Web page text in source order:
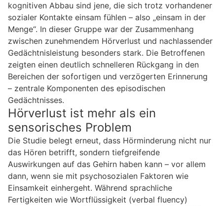
kognitiven Abbau sind jene, die sich trotz vorhandener
sozialer Kontakte einsam fühlen – also „einsam in der
Menge“. In dieser Gruppe war der Zusammenhang
zwischen zunehmendem Hörverlust und nachlassender
Gedächtnisleistung besonders stark. Die Betroffenen
zeigten einen deutlich schnelleren Rückgang in den
Bereichen der sofortigen und verzögerten Erinnerung
– zentrale Komponenten des episodischen
Gedächtnisses.
Hörverlust ist mehr als ein
sensorisches Problem
Die Studie belegt erneut, dass Hörminderung nicht nur
das Hören betrifft, sondern tiefgreifende
Auswirkungen auf das Gehirn haben kann – vor allem
dann, wenn sie mit psychosozialen Faktoren wie
Einsamkeit einhergeht. Während sprachliche
Fertigkeiten wie Wortflüssigkeit (verbal fluency)